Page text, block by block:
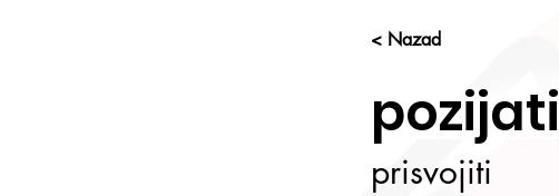
< Nazad
pozijati
prisvojiti